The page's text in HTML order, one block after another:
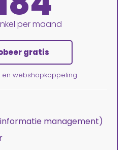
per maand
gratis
en webshopkoppeling
management)